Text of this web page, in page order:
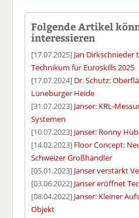
Folgende Artikel
interessieren
[17.07.2025] Jan Dirkschnieder
Technikum für Euroskills 2025
[17.07.2024] Dr. Schutz:
Lüneburger Heide
[31.07.2023] Janser: KRL-
Systemen
[10.07.2023] Janser: Ronny
[14.02.2023] Floor Concept:
Schweizer Großhändler
[05.01.2023] Janser verstärkt
[03.06.2022] Janser eröffnet
[08.04.2022] Janser: Kleiner
Objekt